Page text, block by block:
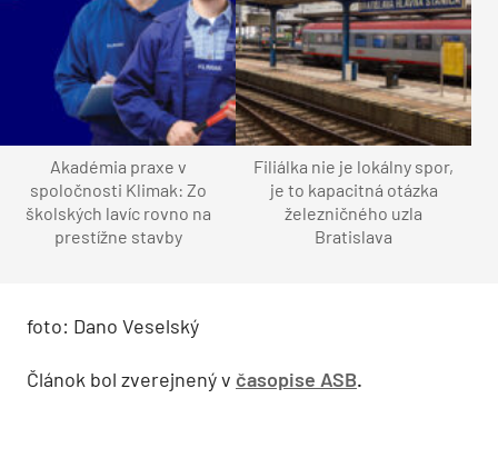
Akadémia praxe v
spoločnosti Klimak: Zo
školských lavíc rovno na
prestížne stavby
Filiálka nie je lokálny spor,
je to kapacitná otázka
železničného uzla
Bratislava
foto: Dano Veselský
Článok bol zverejnený v časopise ASB.